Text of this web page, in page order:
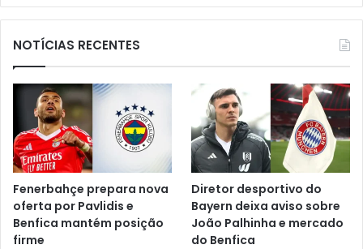
NOTÍCIAS RECENTES
Fenerbahçe prepara nova
oferta por Pavlidis e
Benfica mantém posição
firme
Diretor desportivo do
Bayern deixa aviso sobre
João Palhinha e mercado
do Benfica